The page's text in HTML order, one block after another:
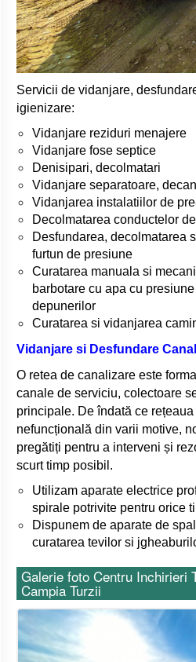
Servicii de vidanjare,
igienizare:
Vidanjare reziduri menajere
Vidanjare fose septice
Denisipari, decolmatari
Vidanjare separatoare,
Vidanjarea instalatiilor de
Decolmatarea conductelor
Desfundarea, decolmatarea
furtun de presiune
Curatarea manuala si
barbotare cu apa cu
depunerilor
Curatarea si vidanjarea
Vidanjare si Desfundare Canal
O retea de canalizare este
canale de serviciu, colectoare
principale. De îndată ce
nefuncțională din varii motive,
pregătiți pentru a interveni și
scurt timp posibil.
Utilizam aparate electrice
spirale potrivite pentru orice
Dispunem de aparate de
curatarea tevilor si
Galerie foto Centru Inchirieri
Campia Turzii